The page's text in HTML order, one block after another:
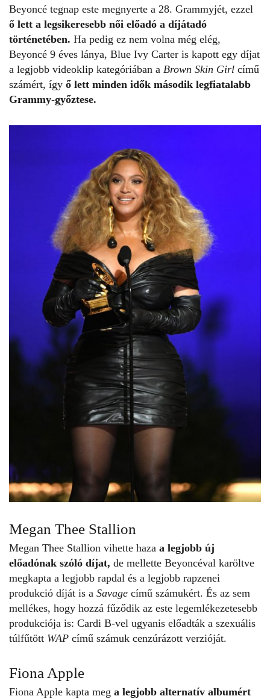
Beyoncé tegnap este megnyerte a 28. Grammyjét, ezzel
ő lett a legsikeresebb női előadó a díjátadó
történetében. Ha pedig ez nem volna még elég,
Beyoncé 9 éves lánya, Blue Ivy Carter is kapott egy díjat
a legjobb videoklip kategóriában a Brown Skin Girl című
számért, így ő lett minden idők második legfiatalabb
Grammy-győztese.
Megan Thee Stallion
Megan Thee Stallion vihette haza a legjobb új
előadónak szóló díjat, de mellette Beyoncéval karöltve
megkapta a legjobb rapdal és a legjobb rapzenei
produkció díját is a Savage című számukért. És az sem
mellékes, hogy hozzá fűződik az este legemlékezetesebb
produkciója is: Cardi B-vel ugyanis előadták a szexuális
túlfűtött WAP című számuk cenzúrázott verzióját.
Fiona Apple
Fiona Apple kapta meg a legjobb alternatív albumért